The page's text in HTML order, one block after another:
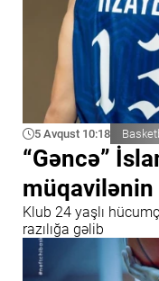
5 Avqust 10:18
“Gəncə”
müqavilənin
Klub 24 yaşlı
razılığa gəlib